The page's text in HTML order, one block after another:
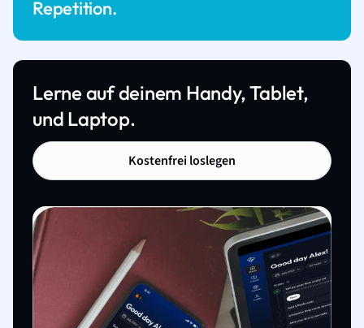
Repetition.
Lerne auf deinem Handy, Tablet,
und Laptop.
Kostenfrei loslegen